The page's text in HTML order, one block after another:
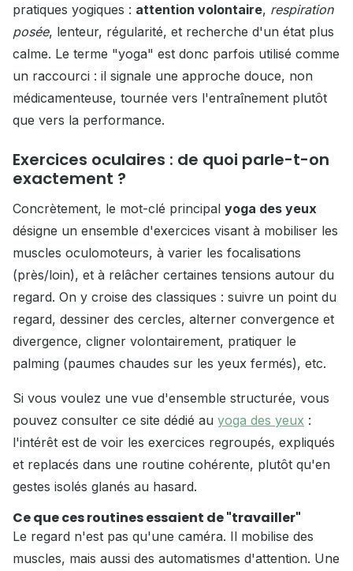
pratiques yogiques : attention volontaire, respiration
posée, lenteur, régularité, et recherche d'un état plus
calme. Le terme "yoga" est donc parfois utilisé comme
un raccourci : il signale une approche douce, non
médicamenteuse, tournée vers l'entraînement plutôt
que vers la performance.
Exercices oculaires : de quoi parle-t-on
exactement ?
Concrètement, le mot-clé principal yoga des yeux
désigne un ensemble d'exercices visant à mobiliser les
muscles oculomoteurs, à varier les focalisations
(près/loin), et à relâcher certaines tensions autour du
regard. On y croise des classiques : suivre un point du
regard, dessiner des cercles, alterner convergence et
divergence, cligner volontairement, pratiquer le
palming (paumes chaudes sur les yeux fermés), etc.
Si vous voulez une vue d'ensemble structurée, vous
pouvez consulter ce site dédié au yoga des yeux :
l'intérêt est de voir les exercices regroupés, expliqués
et replacés dans une routine cohérente, plutôt qu'en
gestes isolés glanés au hasard.
Ce que ces routines essaient de "travailler"
Le regard n'est pas qu'une caméra. Il mobilise des
muscles, mais aussi des automatismes d'attention. Une